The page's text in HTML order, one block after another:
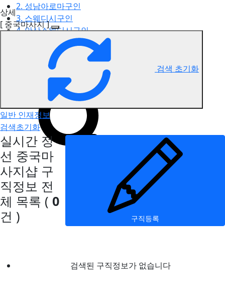
2. 성남아로마구인
3. 스웨디시구인
4. 안산스웨디시구인
5. 아로마구인
정선 중국마사지 구직정보
상세
[ 중국마사지 ]
검색 초기화
일반 인재정보
검색초기화
실시간 정
선 중국마
사지샵 구
직정보 전
체 목록 ( 0
건 )
구직등록
검색된 구직정보가 없습니다